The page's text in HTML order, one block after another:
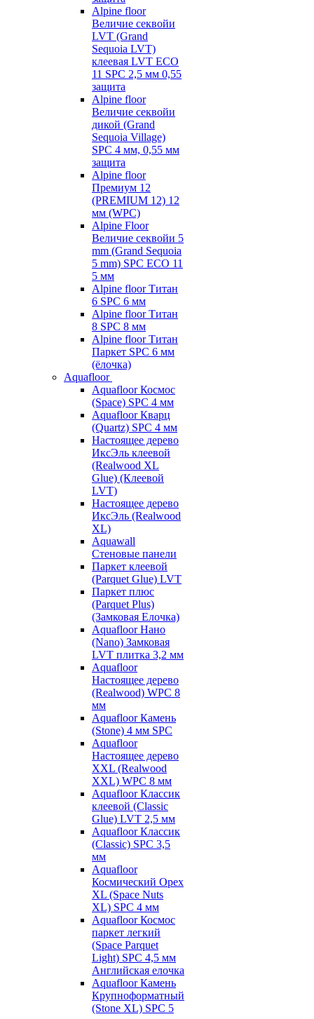
Alpine floor
Величие секвойи
LVT (Grand
Sequoia LVT)
клеевая LVT ECO
11 SPC 2,5 мм 0,55
защита
Alpine floor
Величие секвойи
дикой (Grand
Sequoia Village)
SPC 4 мм, 0,55 мм
защита
Alpine floor
Премиум 12
(PREMIUM 12) 12
мм (WPC)
Alpine Floor
Величие секвойи 5
mm (Grand Sequoia
5 mm) SPC ECO 11
5 мм
Alpine floor Титан
6 SPC 6 мм
Alpine floor Титан
8 SPC 8 мм
Alpine floor Титан
Паркет SPC 6 мм
(ёлочка)
Aquafloor
Aquafloor Космос
(Space) SPC 4 мм
Aquafloor Кварц
(Quartz) SPC 4 мм
Настоящее дерево
ИксЭль клеевой
(Realwood XL
Glue) (Клеевой
LVT)
Настоящее дерево
ИксЭль (Realwood
XL)
Aquawall
Стеновые панели
Паркет клеевой
(Parquet Glue) LVT
Паркет плюс
(Parquet Plus)
(Замковая Елочка)
Aquafloor Нано
(Nano) Замковая
LVT плитка 3,2 мм
Aquafloor
Настоящее дерево
(Realwood) WPC 8
мм
Aquafloor Камень
(Stone) 4 мм SPC
Aquafloor
Настоящее дерево
XXL (Realwood
XXL) WPC 8 мм
Aquafloor Классик
клеевой (Classic
Glue) LVT 2,5 мм
Aquafloor Классик
(Classic) SPC 3,5
мм
Aquafloor
Космический Орех
XL (Space Nuts
XL) SPC 4 мм
Aquafloor Космос
паркет легкий
(Space Parquet
Light) SPC 4,5 мм
Английская елочка
Aquafloor Камень
Крупноформатный
(Stone XL) SPC 5